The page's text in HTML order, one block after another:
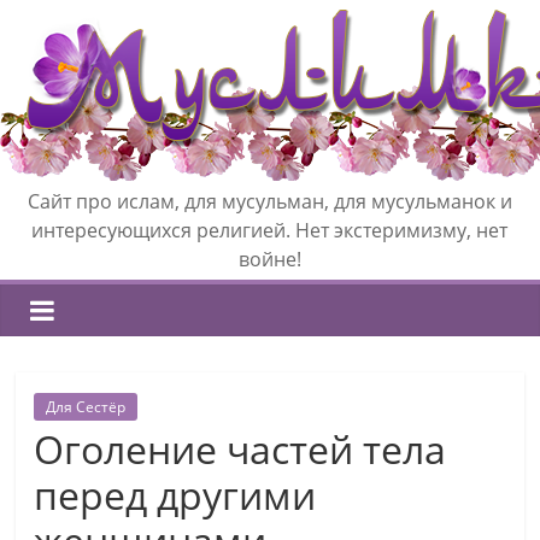
Сайт про ислам, для мусульман, для мусульманок и
интересующихся религией. Нет экстеримизму, нет
войне!
Для Сестёр
Оголение частей тела
перед другими